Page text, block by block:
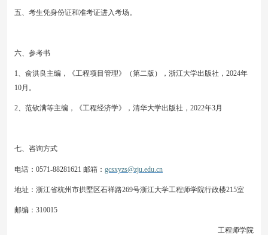
五、考生凭身份证和准考证进入考场。
六、参考书
1、俞洪良主编，《工程项目管理》（第二版），浙江大学出版社，2024年
10月。
2、范钦满等主编，《工程经济学》，清华大学出版社，2022年3月
七、咨询方式
电话： 0571-88281621 邮箱： gcsxyzs@zju.edu.cn
地址：浙江省杭州市拱墅区石祥路269号浙江大学工程师学院行政楼215室
邮编： 310015
工程师学院